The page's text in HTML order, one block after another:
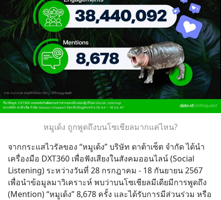
หมูเด้ง ถูกพูดถึงบนโซเชียลมากแค่ไหน?
จากกระแสไวรัลของ “หมูเด้ง” บริษัท ดาต้าเซ็ต จำกัด ได้นำ
เครื่องมือ DXT360 เพื่อฟังเสียงในสังคมออนไลน์ (Social
Listening) ระหว่างวันที่ 28 กรกฎาคม - 18 กันยายน 2567
เพื่อนำข้อมูลมาวิเคราะห์ พบว่าบนโซเชียลมีเดียมีการพูดถึง
(Mention) “หมูเด้ง” 8,678 ครั้ง และได้รับการมีส่วนร่วม หรือ